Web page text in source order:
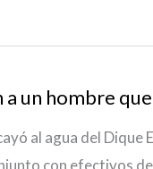
un hombre
al agua del
con efectivos